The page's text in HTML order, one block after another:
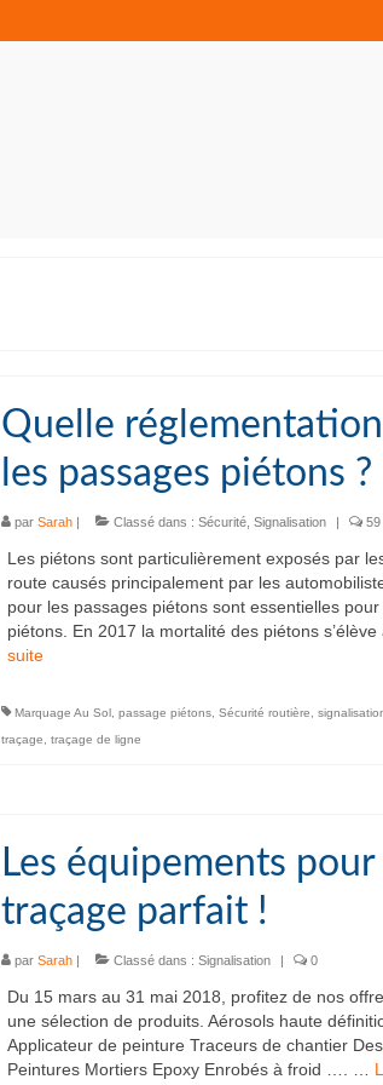
Quelle
les passages piétons ?
par Sarah| Classé dans : Sécurité, Signalisation | 59
Les piétons sont particulièrement exposés par
route causés principalement par les
pour les passages piétons sont essentielles
piétons. En 2017 la mortalité des piétons
suite­­
Marquage Au Sol, passage piétons, Sécurité routière
traçage
traçage de ligne
Les équipements pour
traçage parfait !
par Sarah| Classé dans : Signalisation | 0
Du 15 mars au 31 mai 2018, profitez de nos
une sélection de produits. Aérosols haute
Applicateur de peinture Traceurs de chantier
Peintures Mortiers Epoxy Enrobés à froid …. …